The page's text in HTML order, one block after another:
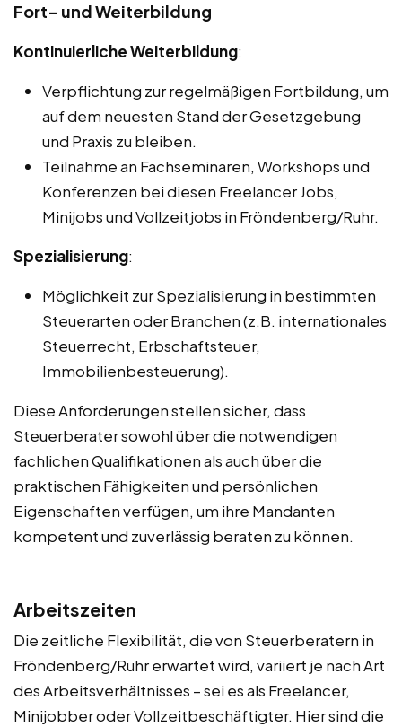
Fort- und Weiterbildung
Kontinuierliche Weiterbildung:
Verpflichtung zur regelmäßigen Fortbildung, um
auf dem neuesten Stand der Gesetzgebung
und Praxis zu bleiben.
Teilnahme an Fachseminaren, Workshops und
Konferenzen bei diesen Freelancer Jobs,
Minijobs und Vollzeitjobs in Fröndenberg/Ruhr.
Spezialisierung:
Möglichkeit zur Spezialisierung in bestimmten
Steuerarten oder Branchen (z.B. internationales
Steuerrecht, Erbschaftsteuer,
Immobilienbesteuerung).
Diese Anforderungen stellen sicher, dass
Steuerberater sowohl über die notwendigen
fachlichen Qualifikationen als auch über die
praktischen Fähigkeiten und persönlichen
Eigenschaften verfügen, um ihre Mandanten
kompetent und zuverlässig beraten zu können.
Arbeitszeiten
Die zeitliche Flexibilität, die von Steuerberatern in
Fröndenberg/Ruhr erwartet wird, variiert je nach Art
des Arbeitsverhältnisses – sei es als Freelancer,
Minijobber oder Vollzeitbeschäftigter. Hier sind die